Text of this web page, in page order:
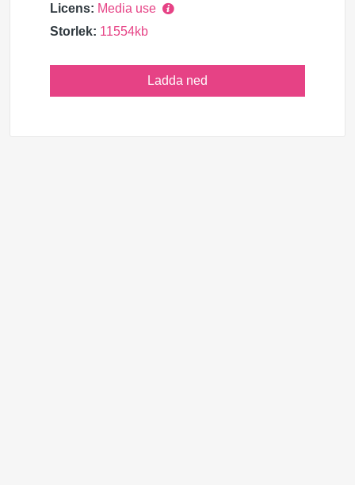
Licens: Media use
Storlek: 11554kb
Ladda ned